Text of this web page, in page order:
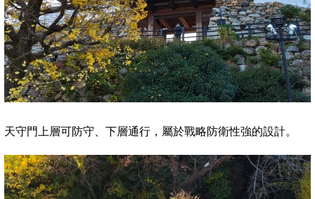
天守門上層可防守、下層通行，屬於戰略防衛性強的設計。